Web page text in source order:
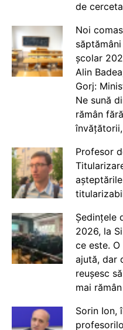
de
Noi
școlar
Alin
Gorj:
Ne sună
rămân
Profesor
Ședințele
2026, la
ce este.
ajută, dar
reușesc
mai
Sorin Ion,